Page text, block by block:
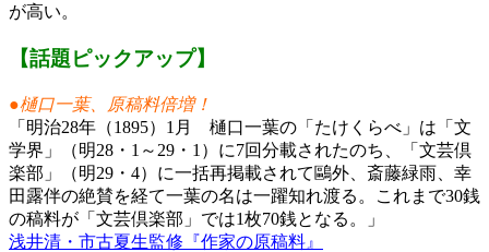
が高い。
【話題ピックアップ】
●樋口一葉、原稿料倍増！
「明治28年（1895）1月 樋口一葉の「たけくらべ」は「文
学界」（明28・1～29・1）に7回分載されたのち、「文芸倶
楽部」（明29・4）に一括再掲載されて鷗外、斎藤緑雨、幸
田露伴の絶賛を経て一葉の名は一躍知れ渡る。これまで30銭
の稿料が「文芸倶楽部」では1枚70銭となる。」
浅井清・市古夏生監修『作家の原稿料』